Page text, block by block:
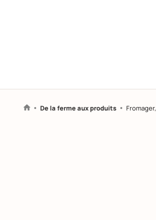
De la ferme aux produits